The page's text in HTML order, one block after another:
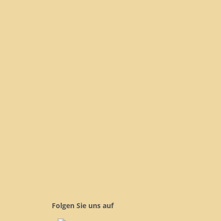
Folgen Sie uns auf